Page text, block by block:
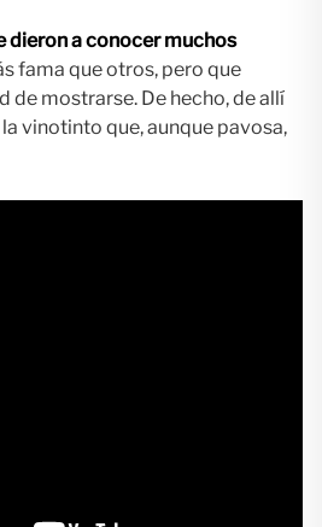
dieron a conocer muchos
fama que otros, pero que
de mostrarse. De hecho, de allí
vinotinto que, aunque pavosa,